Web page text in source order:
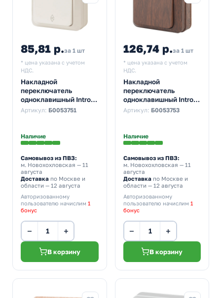
85,81 р.за 1 шт
* цена указана с учетом
НДС.
Накладной
переключатель
одноклавишный Intro
Quadro 10А-250В IP20
Артикул: Б0053751
Наличие
Самовывоз из ПВЗ:
м. Новохохловская — 11
августа
Доставка по Москве и
области — 12 августа
Авторизованному
пользователю начислим 1
бонус
− +
В корзину
126,74 р.за 1 шт
* цена указана с учетом
НДС.
Накладной
переключатель
одноклавишный Intro
Quadro 10А-250В IP20
Артикул: Б0053753
Наличие
Самовывоз из ПВЗ:
м. Новохохловская — 11
августа
Доставкапо Москве и
области — 12 августа
Авторизованному
пользователю начислим 1
бонус
− +
В корзину